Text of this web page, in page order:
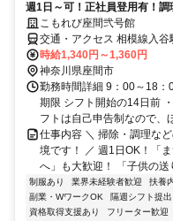
週1日～可！正社員登用有！
こもれび座間弐号館
交通・アクセス 相模線入谷
時給1,340円～1,360円
神奈川県座間市
勤務時間詳細 9：00～18：
期限 シフト開始の14日前
フトは自己申告制なので、
仕事内容 ＼ 掃除・調理な
境です！ ／ 週1日OK！「
へ」も大歓迎！ 「子供の
制服あり 業界未経験者歓迎 扶養
副業・WワークOK
隔週シフト提出
資格取得支援あり
フリーター歓迎